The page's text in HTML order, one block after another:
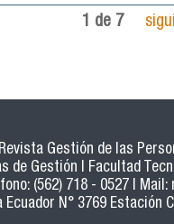
1 de 7
Revista Gestión de las
de Gestión | Facultad
(562) 718 - 0527 | Mail:
Ecuador N° 3769 Estación